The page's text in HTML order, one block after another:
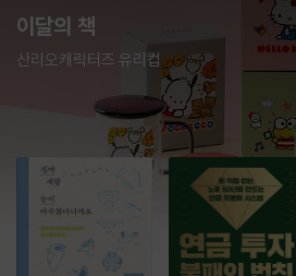
이달의 책
산리오캐릭터즈 유리컵